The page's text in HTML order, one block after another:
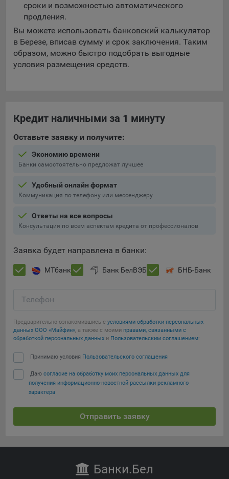
Технические настройки хранят технические данные вашего
выбора (например, языкового). Техническая аналитика
используется для обеспечения корректной работы сайта.
Компании, которой мы поручаем обработку данных для
данной цели:
Отключение рекламных cookie-файлы не позволит
принимать меры по совершенствованию работы
осуществлять подбор рекламы, иных рекламных
материалов по наиболее актуальному, подходящему
Компании, которым мы поручаем обработку данных для
Яндекса рекламная сеть (Yandex Mobile Ads, ADFOX) -
сервис показа контекстной рекламы. Адрес: Yandex
Europe AG, Werftestrasse 4, CH-6005 Luzern, Switzerland.
Google Ads - сервис показа контекстной рекламы,
предоставляемый компанией Google Ireland Ltd, Gordon
Сохранить мои изменения
Сохранить по умолчанию
сроки и возможностью автоматического
продления.
Вы можете использовать банковский калькулятор
в Березе, вписав сумму и срок заключения. Таким
образом, можно быстро подобрать выгодные
условия размещения средств.
Кредит наличными за 1 минуту
Оставьте заявку и получите:
Экономию времени
Банки самостоятельно предложат лучшее
Удобный онлайн формат
Коммуникация по телефону или мессенджеру
Ответы на все вопросы
Консультация по всем аспектам кредита от профессионалов
Заявка будет направлена в банки:
МТбанк Банк БелВЭБ БНБ-Банк
Телефон
Предварительно ознакомившись с условиями обработки персональных
данных ООО «Майфин», а также с моими правами, связанными с
обработкой персональных данных и Пользовательским соглашением:
Принимаю условия Пользовательского соглашения
Даю согласие на обработку моих персональных данных для
получения информационно-новостной рассылки рекламного
характера
Отправить заявку
Банки.Бел